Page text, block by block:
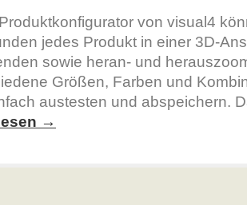
von visual4
jedes Produkt in einer 3D-
sowie heran- und
Größen, Farben und
austesten und abspeichern.
→